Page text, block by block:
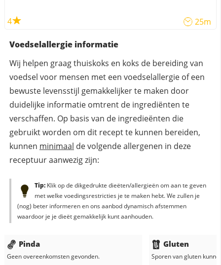
4 25m
Voedselallergie informatie
Wij helpen graag thuiskoks en koks de bereiding van
voedsel voor mensen met een voedselallergie of een
bewuste levensstijl gemakkelijker te maken door
duidelijke informatie omtrent de ingrediënten te
verschaffen. Op basis van de ingredieënten die
gebruikt worden om dit recept te kunnen bereiden,
kunnen minimaal de volgende allergenen in deze
receptuur aanwezig zijn:
Tip:Klik op de dikgedrukte dieëten/allergieën om aan te geven
met welke voedingsrestricties je te maken hebt. We zullen je
(nog) beter informeren en ons aanbod dynamisch afstemmen
waardoor je je dieët gemakkelijk kunt aanhouden.
Pinda
Geen overeenkomsten gevonden.
Gluten
Sporen van gluten